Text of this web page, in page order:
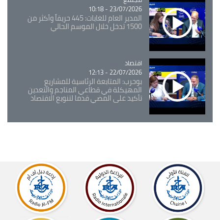
23/07/2026 - 10:18
المدير العام للغابات: 445 حريقاً وأكثر من
1500 تدخل خلال الموسم الحالي
Catégorie
اقتصاد
22/07/2026 - 12:13
بوحرب: المتابعة الرئاسية للمشاريع
المهيكلة في قطاعي المناجم والتعدين
تأكيد على المضي قدما لتنويع الاقتصاد